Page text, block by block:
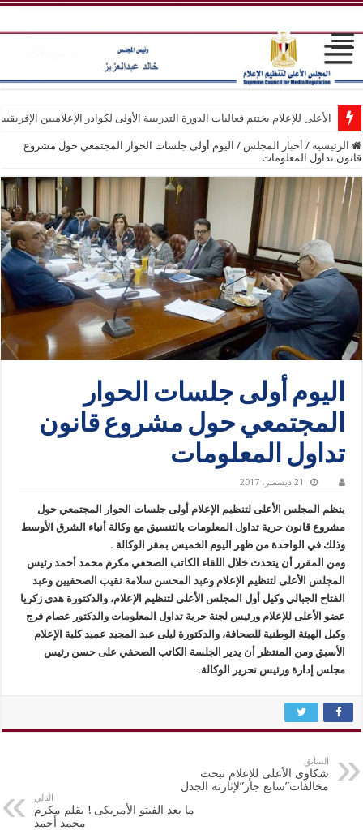
الأعلى للإعلام يختتم فعاليات الدورة التدريبية الأولى لكوادر الإعلاميين
الرئيسية / أخبار المجلس / اليوم أولى جلسات الحوار المجتمعي حول مشروع
قانون تداول المعلومات
اليوم أولى جلسات الحوار
المجتمعي حول مشروع قانون
تداول المعلومات
21 ديسمبر، 2017
ينظم المجلس الأعلى لتنظيم الإعلام أولى جلسات الحوار المجتمعي حول
مشروع قانون حرية تداول المعلومات بالتنسيق مع وكالة أنباء الشرق الأوسط
وذلك في الواحدة من ظهر اليوم الخميس بمقر الوكالة .
ومن المقرر أن يتحدث خلال اللقاء الكاتب الصحفي مكرم محمد أحمد رئيس
المجلس الأعلى لتنظيم الإعلام وعبد المحسن سلامة نقيب الصحفيين وعبد
الفتاح الجبالي وكيل أول المجلس الأعلى لتنظيم الإعلام، والدكتورة هدى زكريا
عضو الأعلى للإعلام ورئيس لجنة حرية تداول المعلومات والدكتور عصام فرج
وكيل الهيئة الوطنية للصحافة، والدكتورة ليلى عبد المجيد عميد كلية الإعلام
الأسبق ومن المنتظر أن يدير الجلسة الكاتب الصحفي على حسن رئيس
مجلس إدارة ورئيس تحرير الوكالة.
السابق
شكاوى الأعلى للإعلام تبحث
مخالفات”سابع جار”لإثارته الجدل
التالي
ما بعد الفيتو الأمريكى ! بقلم مكرم
محمد أحمد